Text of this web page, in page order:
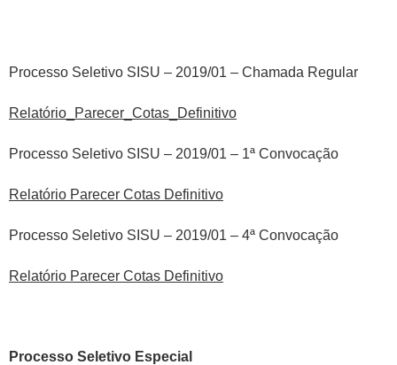
Processo Seletivo SISU – 2019/01 – Chamada Regular
Relatório_Parecer_Cotas_Definitivo
Processo Seletivo SISU – 2019/01 – 1ª Convocação
Relatório Parecer Cotas Definitivo
Processo Seletivo SISU – 2019/01 – 4ª Convocação
Relatório Parecer Cotas Definitivo
Processo Seletivo Especial